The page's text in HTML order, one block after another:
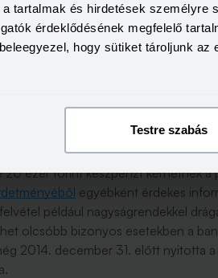
tartalmak és hirdetések személyre
érdeklődésének megfelelő
hogy sütiket tároljunk
Testre szabás
számolni.
a Penny üzletekben is vehetnek
20 ezer forint készpénzt kérhetnek a
egyébként érdekes
például nagyságrendekkel
olcsóbb bizonyos esetekben a
2014. december 31. előtt nyitotta a